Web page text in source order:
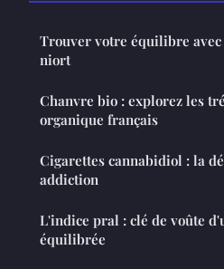
Trouver votre équilibre avec
niort
Chanvre bio : explorez les
organique français
Cigarettes cannabidiol : la
addiction
L'indice pral : clé de voûte
équilibrée